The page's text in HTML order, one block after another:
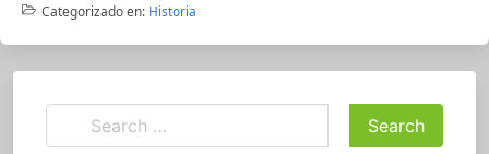
Categorizado en: Historia